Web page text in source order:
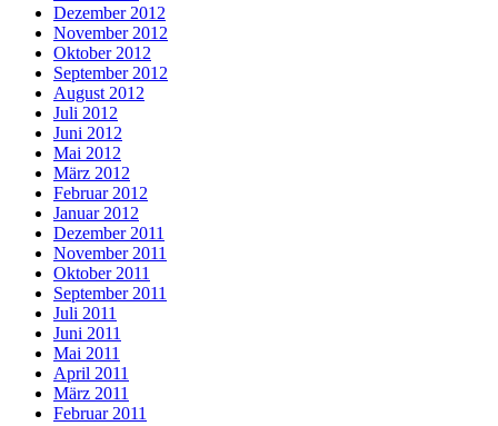
Dezember 2012
November 2012
Oktober 2012
September 2012
August 2012
Juli 2012
Juni 2012
Mai 2012
März 2012
Februar 2012
Januar 2012
Dezember 2011
November 2011
Oktober 2011
September 2011
Juli 2011
Juni 2011
Mai 2011
April 2011
März 2011
Februar 2011